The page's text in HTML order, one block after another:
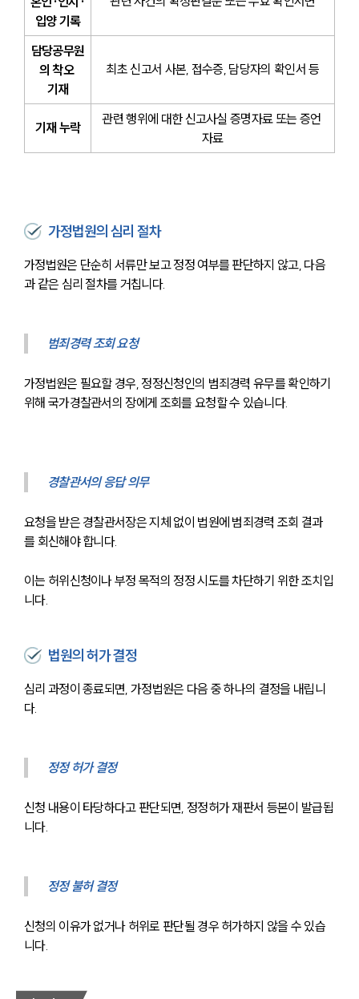
입양 기록
담당공무원
의 착오
기재
최초 신고서 사본, 접수증, 담당자의 확인서 등
기재 누락
관련 행위에 대한 신고사실 증명자료 또는 증언
자료
가정법원의 심리 절차
가정법원은 단순히 서류만 보고 정정 여부를 판단하지 않고, 다음
과 같은 심리 절차를 거칩니다.
범죄경력 조회 요청
가정법원은 필요할 경우, 정정신청인의 범죄경력 유무를 확인하기
위해 국가경찰관서의 장에게 조회를 요청할 수 있습니다.
경찰관서의 응답 의무
요청을 받은 경찰관서장은 지체 없이 법원에 범죄경력 조회 결과
를 회신해야 합니다.
이는 허위신청이나 부정 목적의 정정 시도를 차단하기 위한 조치입
니다.
법원의 허가 결정
심리 과정이 종료되면, 가정법원은 다음 중 하나의 결정을 내립니
다.
정정 허가 결정
신청 내용이 타당하다고 판단되면, 정정허가 재판서 등본이 발급됩
니다.
정정 불허 결정
신청의 이유가 없거나 허위로 판단될 경우 허가하지 않을 수 있습
니다.